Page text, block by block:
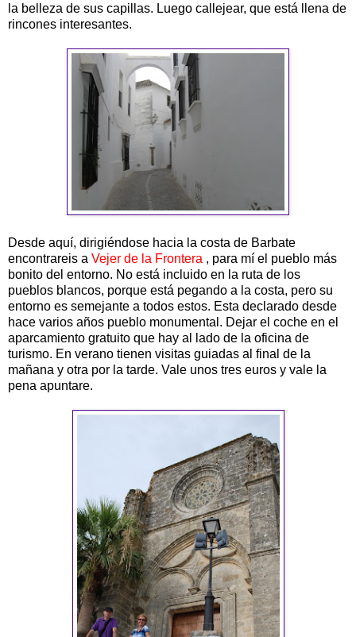
la belleza de sus capillas. Luego callejear, que está llena de
rincones interesantes.
Desde aquí, dirigiéndose hacia la costa de Barbate
encontrareis a Vejer de la Frontera , para mí el pueblo más
bonito del entorno. No está incluido en la ruta de los
pueblos blancos, porque está pegando a la costa, pero su
entorno es semejante a todos estos. Esta declarado desde
hace varios años pueblo monumental. Dejar el coche en el
aparcamiento gratuito que hay al lado de la oficina de
turismo. En verano tienen visitas guiadas al final de la
mañana y otra por la tarde. Vale unos tres euros y vale la
pena apuntare.